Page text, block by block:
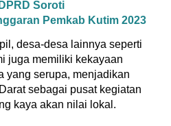
Soroti
Pemkab Kutim 2023
desa-desa lainnya seperti
juga memiliki kekayaan
yang serupa, menjadikan
sebagai pusat kegiatan
kaya akan nilai lokal.